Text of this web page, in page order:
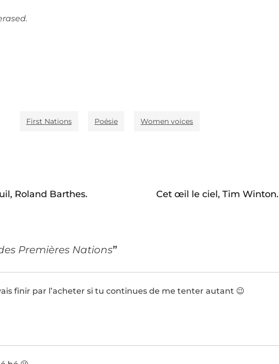
First Nations Poésie Women voices
Roland Barthes. Cet œil le ciel, Tim Winton.
Premières Nations”
finir par l’acheter si tu continues de me tenter autant 😉